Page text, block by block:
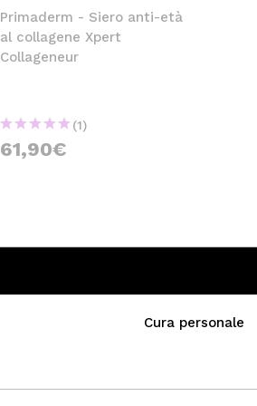
Primaderm - Siero anti-età
al collagene Xpert
Collageneur
(1)
61,90€
Cura personale